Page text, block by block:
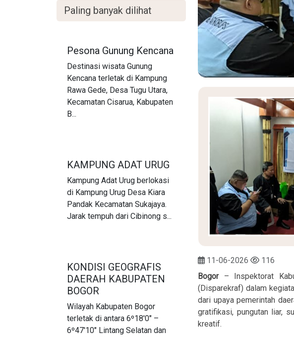
Paling banyak dilihat
Pesona Gunung Kencana
Destinasi wisata Gunung
Kencana terletak di Kampung
Rawa Gede, Desa Tugu Utara,
Kecamatan Cisarua, Kabupaten
B...
KAMPUNG ADAT URUG
Kampung Adat Urug berlokasi
di Kampung Urug Desa Kiara
Pandak Kecamatan Sukajaya.
Jarak tempuh dari Cibinong s...
KONDISI GEOGRAFIS
DAERAH KABUPATEN
BOGOR
Wilayah Kabupaten Bogor
terletak di antara 6º18'0" –
6º47'10" Lintang Selatan dan
11-06-2026
116
Bogor– Inspektorat
(Disparekraf) dalam
dari upaya pemerintah
gratifikasi, pungutan liar,
kreatif.